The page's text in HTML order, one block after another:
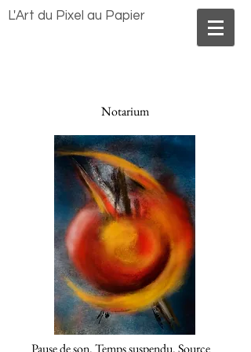
Benoît MORLAND
L'Art du Pixel au Papier
Notarium
Pause de son. Temps suspendu. Source